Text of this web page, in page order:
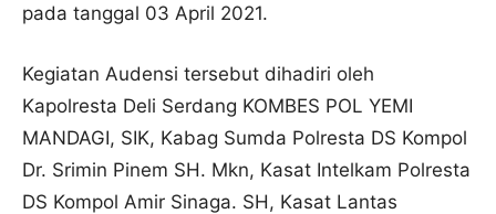
pada tanggal 03 April 2021.
Kegiatan Audensi tersebut dihadiri oleh
Kapolresta Deli Serdang KOMBES POL YEMI
MANDAGI, SIK, Kabag Sumda Polresta DS Kompol
Dr. Srimin Pinem SH. Mkn, Kasat Intelkam Polresta
DS Kompol Amir Sinaga. SH, Kasat Lantas